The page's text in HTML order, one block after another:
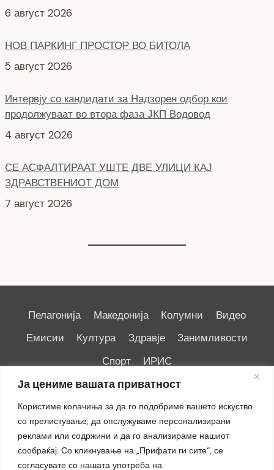
Ја цениме вашата приватност
Користиме колачиња за да го подобриме вашето искуство
со прелистување, да опслужуваме персонализирани
реклами или содржини и да го анализираме нашиот
сообраќај. Со кликнување на „Прифати ги сите“, се
согласувате со нашата употреба на
5 август 2026
Интервју со кандидати за Надзорен одбор кои
продолжуваат во втора фаза ЈКП Водовод
СЕ АСФАЛТИРААТ УШТЕ ДВЕ УЛИЦИ КАЈ
ЗДРАВСТВEНИОТ ДОМ
НОВ ПАРКИНГ ПРОСТОР ВО ЦЕНТАРОТ НА ГРАДОТ
6 август 2026
Пелагонија Македонија Колумни
Видео
Емисии
Култура Здравје
Занимливости
Спорт
ИРИС
Импресум|Маркетинг